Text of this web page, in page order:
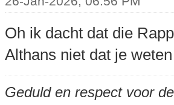
Oh ik dacht dat die
Althans niet dat je
Geduld en respect voor